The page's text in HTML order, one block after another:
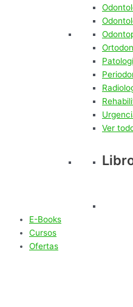
Ver
E-Books
Cursos
Ofertas